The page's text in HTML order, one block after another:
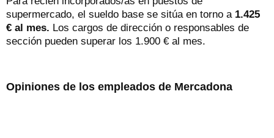
supermercado, el sueldo base se sitúa en torno a 1.425
€ al mes. Los cargos de dirección o responsables de
sección pueden superar los 1.900 € al mes.
Opiniones de los empleados de Mercadona